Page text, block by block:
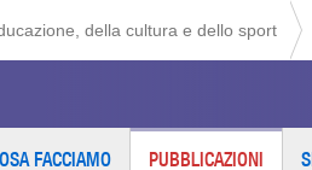
della cultura e dello sport
FACCIAMO PUBBLICAZIONI